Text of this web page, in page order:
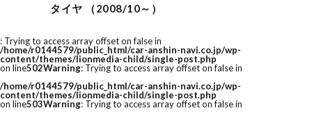
タイヤ （2008/10～）
: Trying to access array offset on false in
/home/r0144579/public_html/car-anshin-navi.co.jp/wp-
content/themes/lionmedia-child/single-post.php
on line502Warning: Trying to access array offset on false in
/home/r0144579/public_html/car-anshin-navi.co.jp/wp-
content/themes/lionmedia-child/single-post.php
on line503Warning: Trying to access array offset on false in